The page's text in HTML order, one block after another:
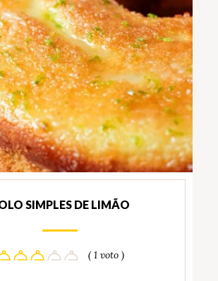
SIMPLES DE LIMÃO
( 1 voto )